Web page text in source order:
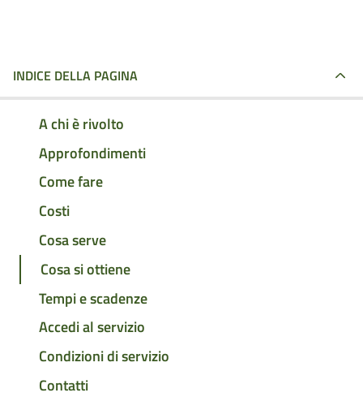
INDICE DELLA PAGINA
A chi è rivolto
Approfondimenti
Come fare
Costi
Cosa serve
Cosa si ottiene
Tempi e scadenze
Accedi al servizio
Condizioni di servizio
Contatti